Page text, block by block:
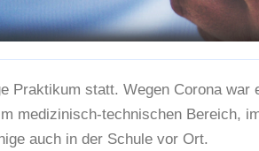
Praktikum statt. Wegen Corona
medizinisch-technischen Bereich,
auch in der Schule vor Ort.